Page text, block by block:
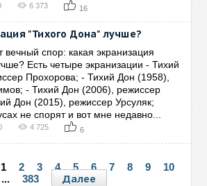
6 373 16
"Тихого Дона" лучше?
вечный спор: какая экранизация
Есть четыре экранизации - Тихий
Прохорова; - Тихий Дон (1958),
- Тихий Дон (2006), режиссер
Дон (2015), режиссер Урсуляк;
не спорят и вот мне недавно...
4 725 6
1 2 3 4 5 6 7 8 9
10
...
383 Далее